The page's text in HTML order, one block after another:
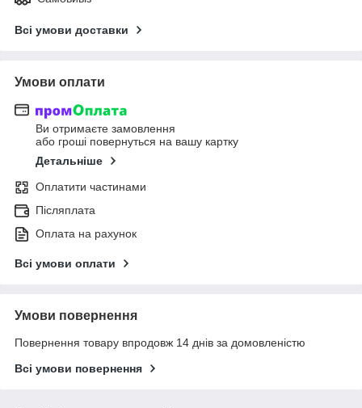
Всі умови доставки
Умови оплати
Ви отримаєте замовлення
або гроші повернуться на вашу картку
Детальніше
Оплатити частинами
Післяплата
Оплата на рахунок
Всі умови оплати
Умови повернення
Повернення товару впродовж 14 днів за домовленістю
Всі умови повернення